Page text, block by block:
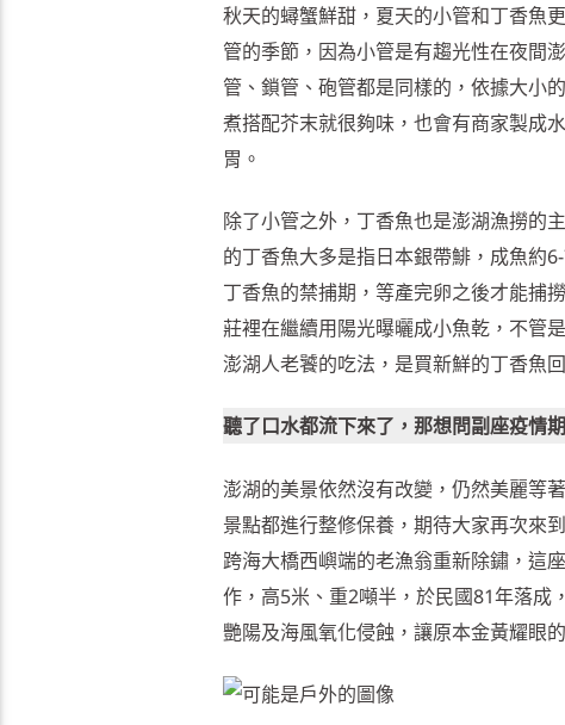
秋天的蟳蟹鮮甜，夏天的小管和丁香魚
管的季節，因為小管是有趨光性在夜間
管、鎖管、砲管都是同樣的，依據大小
煮搭配芥末就很夠味，也會有商家製成
胃。
除了小管之外，丁香魚也是澎湖漁撈的
的丁香魚大多是指日本銀帶鯡，成魚約
丁香魚的禁捕期，等產完卵之後才能捕
莊裡在繼續用陽光曝曬成小魚乾，不管
澎湖人老饕的吃法，是買新鮮的丁香魚
聽了口水都流下來了，那想問副座疫情
澎湖的美景依然沒有改變，仍然美麗等
景點都進行整修保養，期待大家再次來
跨海大橋西嶼端的老漁翁重新除鏽，這
作，高5米、重2噸半，於民國81年落成
艷陽及海風氧化侵蝕，讓原本金黃耀